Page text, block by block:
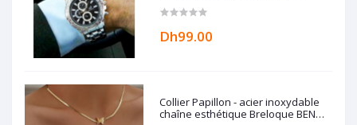
Dh99.00
Collier Papillon - acier inoxydable
chaîne esthétique Breloque BEN